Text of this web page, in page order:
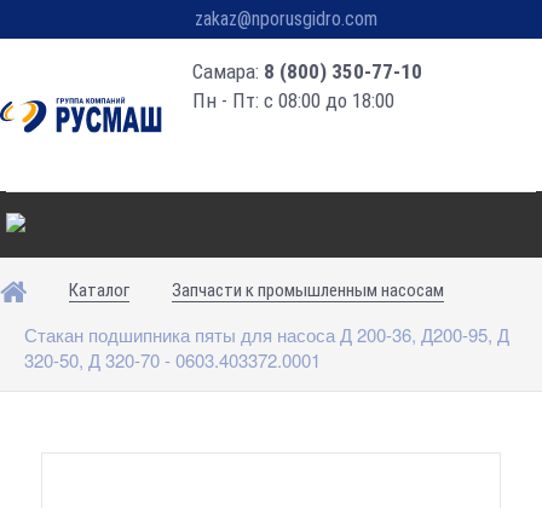
zakaz@nporusgidro.com
Самара: 8 (800) 350-77-10
Пн - Пт: с 08:00 до 18:00
Каталог Запчасти к промышленным насосам
Стакан подшипника пяты для насоса Д 200-36, Д200-95, Д
320-50, Д 320-70 - 0603.403372.0001